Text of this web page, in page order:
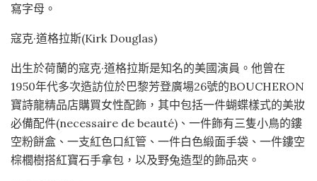
寫字母。
寇克·道格拉斯(Kirk Douglas)
出生於荷蘭的寇克·道格拉斯是知名的美國演員。他曾在
1950年代多次造訪位於巴黎芳登廣場26號的BOUCHERON
寶詩龍精品店購買女性配飾，其中包括一件蝴蝶樣式的美妝
必備配件(necessaire de beauté)、一件飾有三隻小鳥的鏤
空粉餅盒、一支紅色口紅管、一件白色緞面手袋、一件鏤空
棕櫚樹搭紅寶石手拿包，以及野兔造型的飾品夾。